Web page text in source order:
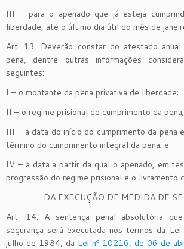
III – para o apenado que já esteja
liberdade, até o último dia útil do mês de
Art. 13. Deverão constar do atestado
pena, dentre outras informações
seguintes:
I – o montante da pena privativa de liberdade;
II – o regime prisional de cumprimento da pena;
III – a data do início do cumprimento da pena
término do cumprimento integral da pena; e
IV – a data a partir da qual o apenado, em
progressão do regime prisional e o livramento
DA EXECUÇÃO DE MEDIDA DE
Art. 14. A sentença penal absolutória
segurança será executada nos termos da
julho de 1984, da Lei nº 10216, de 06 de